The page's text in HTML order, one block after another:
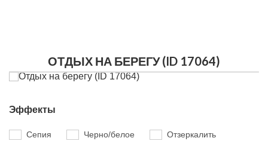
ОТДЫХ НА БЕРЕГУ (ID 17064)
Эффекты
Сепия Черно/белое
Отзеркалить